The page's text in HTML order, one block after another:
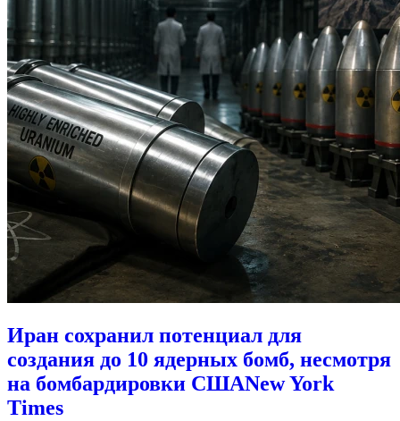
Иран сохранил потенциал для
создания до 10 ядерных бомб, несмотря
на бомбардировки СШАNew York
Times